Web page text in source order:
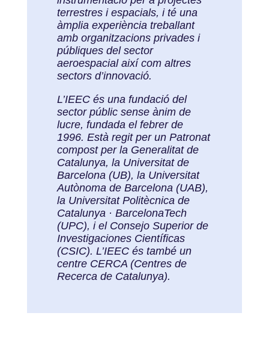
terrestres i espacials, i té una
àmplia experiència treballant
amb organitzacions privades i
públiques del sector
aeroespacial així com altres
sectors d’innovació.
L’IEEC és una fundació del
sector públic sense ànim de
lucre, fundada el febrer de
1996. Està regit per un Patronat
compost per la Generalitat de
Catalunya, la Universitat de
Barcelona (UB), la Universitat
Autònoma de Barcelona (UAB),
la Universitat Politècnica de
Catalunya · BarcelonaTech
(UPC), i el Consejo Superior de
Investigaciones Científicas
(CSIC). L’IEEC és també un
centre CERCA (Centres de
Recerca de Catalunya).